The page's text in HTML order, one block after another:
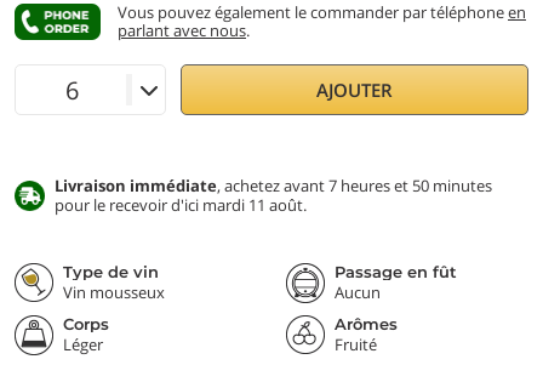
Vous pouvez également le commander par téléphoneen
parlant avec nous.
AJOUTER
Livraison immédiate, achetez avant 7 heures et 50 minutes
pour le recevoir d'ici mardi 11 août.
Type de vin
Vin mousseux
Passage en fût
Aucun
Corps
Léger
Arômes
Fruité